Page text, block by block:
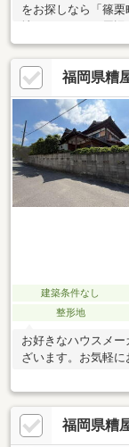
をお探しなら「篠栗
地しています。周
購入に関しての知
フが親切丁寧にご
元を愛する当社に
福岡県糟
建築条件なし
整形地
お好きなハウスメ
ざいます。お気軽に
福岡県糟